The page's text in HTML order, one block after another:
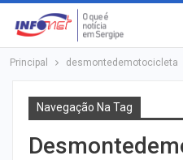
Principal desmontedemotocicleta
Navegação Na Tag